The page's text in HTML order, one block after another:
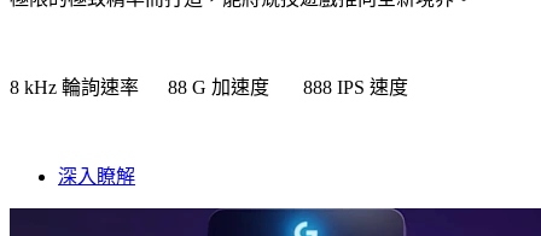
8 kHz 輪詢速率 88 G 加速度 888 IPS 速度
深入瞭解